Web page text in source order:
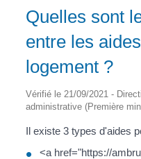
Quelles sont
entre les
logement ?
Vérifié le 21/09/2021 -
administrative (Première
Il existe 3 types d'aides
<a href="https://